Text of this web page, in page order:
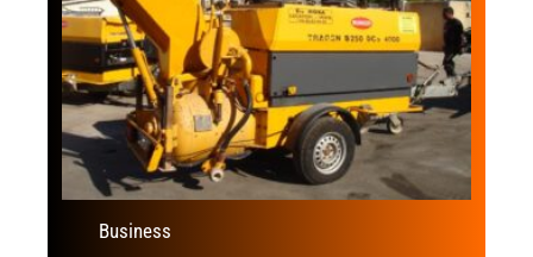
Business